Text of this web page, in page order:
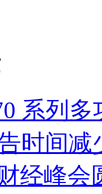
系列
时间减
经峰